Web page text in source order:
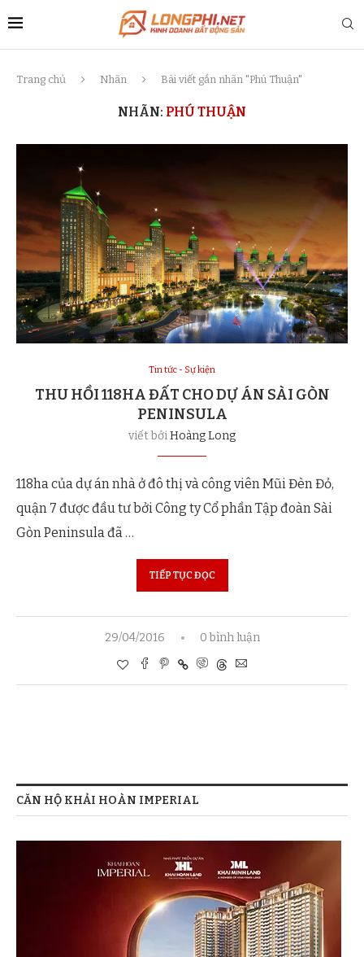
Trang chủ Nhãn Bài viết gắn nhãn "Phú Thuận"
NHÃN: PHÚ THUẬN
Tin tức - Sự kiện
THU HỒI 118HA ĐẤT CHO DỰ ÁN SÀI GÒN
PENINSULA
viết bởiHoàng Long
118ha của dự án nhà ở đô thị và công viên Mũi Đèn Đỏ,
quận 7 được đầu tư bởi Công ty Cổ phần Tập đoàn Sài
Gòn Peninsula đã …
TIẾP TỤC ĐỌC
29/04/2016 0 bình luận
CĂN HỘ KHẢI HOÀN IMPERIAL